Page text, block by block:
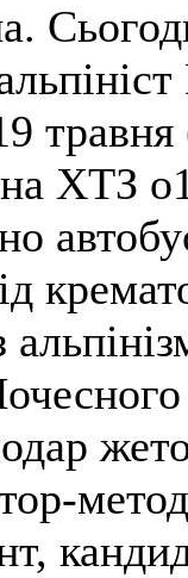
на ХТЗ